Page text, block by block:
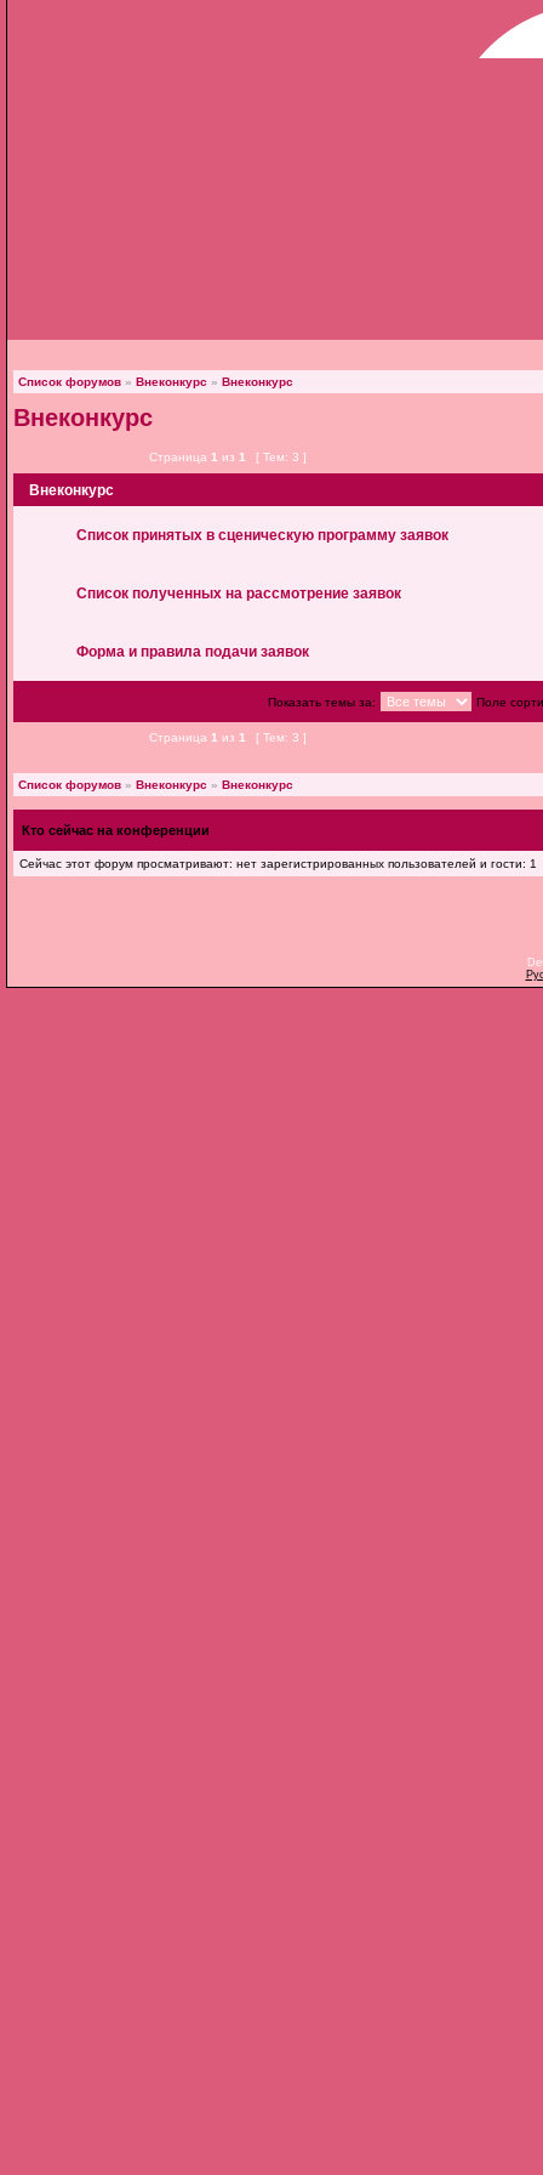
Список форумов » Внеконкурс » Внеконкурс
Внеконкурс
Страница 1 из 1 [ Тем: 3 ]
Внеконкурс
Список принятых в сценическую программу заявок
Список полученных на рассмотрение заявок
Форма и правила подачи заявок
Показать темы за: Поле
Страница 1 из 1 [ Тем: 3 ]
Список форумов » Внеконкурс » Внеконкурс
Кто сейчас на конференции
Сейчас этот форум просматривают: нет зарегистрированных пользователей и гости: 1